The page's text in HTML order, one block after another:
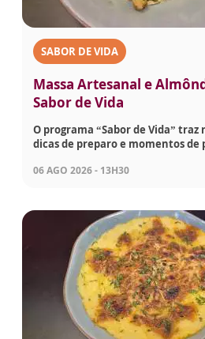
SABOR DE VIDA
Massa Artesanal e
Sabor de Vida
O programa “Sabor de Vida” traz
dicas de preparo e momentos de
06 AGO 2026 - 13H30